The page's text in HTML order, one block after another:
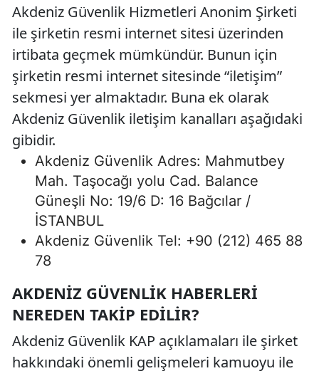
Akdeniz Güvenlik Hizmetleri Anonim Şirketi
ile şirketin resmi internet sitesi üzerinden
irtibata geçmek mümkündür. Bunun için
şirketin resmi internet sitesinde “iletişim”
sekmesi yer almaktadır. Buna ek olarak
Akdeniz Güvenlik iletişim kanalları aşağıdaki
gibidir.
Akdeniz Güvenlik Adres: Mahmutbey
Mah. Taşocağı yolu Cad. Balance
Güneşli No: 19/6 D: 16 Bağcılar /
İSTANBUL
Akdeniz Güvenlik Tel: +90 (212) 465 88
78
AKDENIZ GÜVENLIK HABERLERI
NEREDEN TAKIP EDILIR?
Akdeniz Güvenlik KAP açıklamaları ile şirket
hakkındaki önemli gelişmeleri kamuoyu ile